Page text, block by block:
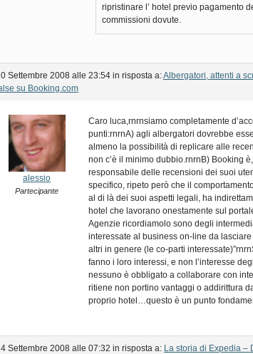
ripristinare l’ hotel previo pagamento
commissioni dovute.
Settembre 2008 alle 23:54 in risposta a:Albergatori, attenti a
su Booking.com
alessio
Partecipante
Caro luca,rnrnsiamo completamente
punti:rnrnA) agli albergatori dovrebbe
almeno la possibilità di replicare alle
non c’è il minimo dubbio.rnrnB) Booking è,
responsabile delle recensioni dei suoi
specifico, ripeto però che il
al di là dei suoi aspetti legali, ha
hotel che lavorano onestamente sul
Agenzie ricordiamolo sono degli
interessate al business on-line da
altri in genere (le co-parti
fanno i loro interessi, e non l’interesse
nessuno è obbligato a collaborare con
ritiene non portino vantaggi o addirittura
proprio hotel…questo è un punto
Settembre 2008 alle 07:32 in risposta a: La storia di Expedia –